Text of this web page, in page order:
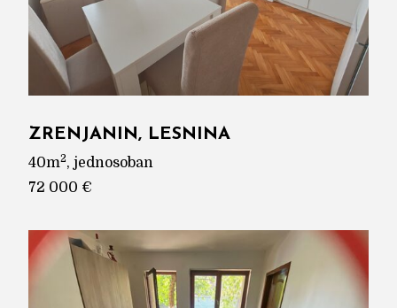
ZRENJANIN, LESNINA
40m2, jednosoban
72 000 €